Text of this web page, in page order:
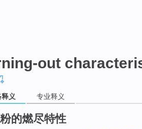
out
释义 专业释义
的燃尽特性